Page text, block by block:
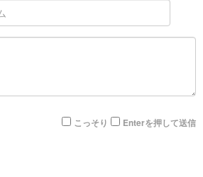
こっそり Enterを押して送信